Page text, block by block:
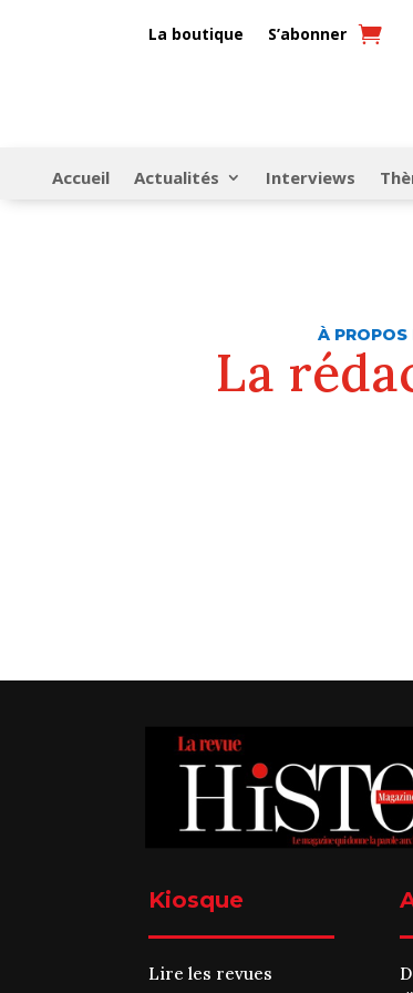
La boutique S’abonner
Accueil Actualités Interviews
À PROPOS
La
Kiosque
Lire les revues